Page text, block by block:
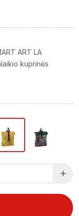
ART LA
kuprinės